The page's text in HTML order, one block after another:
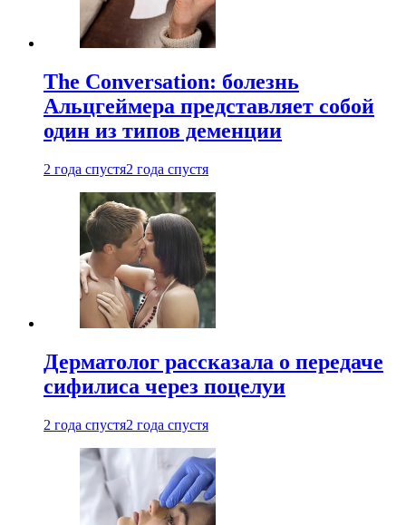
The Conversation: болезнь
Альцгеймера представляет собой
один из типов деменции
2 года спустя2 года спустя
Дерматолог рассказала о передаче
сифилиса через поцелуи
2 года спустя2 года спустя